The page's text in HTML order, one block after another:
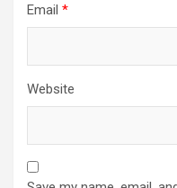
Email *
Website